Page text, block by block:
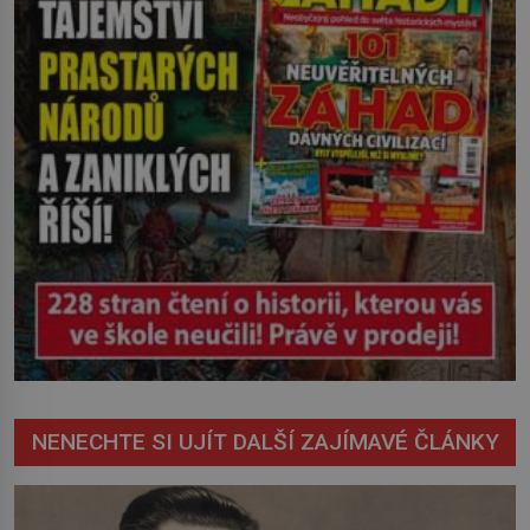
NENECHTE SI UJÍT DALŠÍ ZAJÍMAVÉ ČLÁNKY